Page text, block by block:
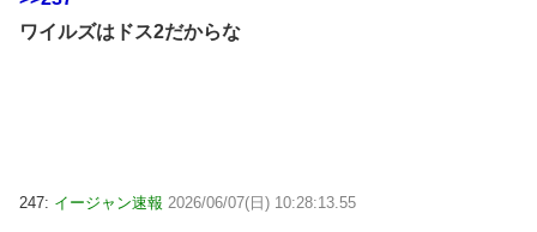
ワイルズはドス2だからな
247: イージャン速報 2026/06/07(日) 10:28:13.55